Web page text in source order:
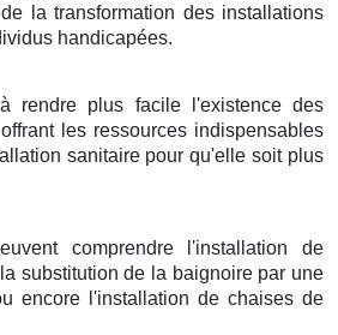
la transformation des installations
handicapées.
rendre plus facile l'existence des
les ressources indispensables
sanitaire pour qu'elle soit plus
comprendre l'installation de
substitution de la baignoire par une
encore l'installation de chaises de